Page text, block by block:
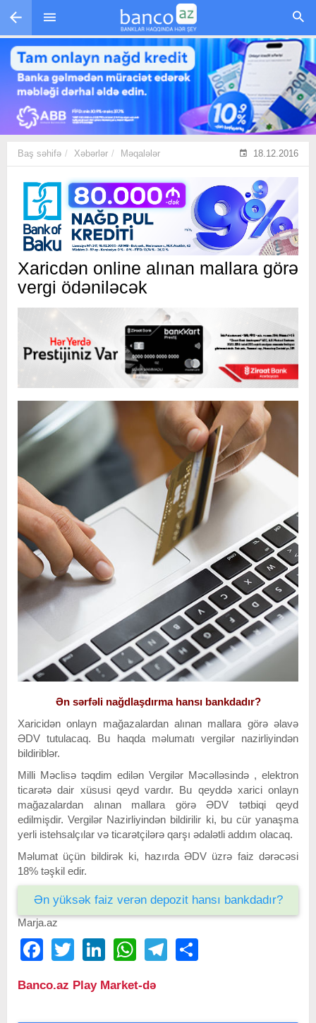
Skip to main content
Baş səhifə Xəbərlər Məqalələr 18.12.2016
Xaricdən online alınan mallara görə
vergi ödəniləcək
Ən sərfəli nağdlaşdırma hansı bankdadır?
Xaricidən onlayn mağazalardan alınan mallara görə əlavə
ƏDV tutulacaq. Bu haqda məlumatı vergilər nazirliyindən
bildiriblər.
Milli Məclisə təqdim edilən Vergilər Məcəlləsində , elektron
ticarətə dair xüsusi qeyd vardır. Bu qeyddə xarici onlayn
mağazalardan alınan mallara görə ƏDV tətbiqi qeyd
edilmişdir. Vergilər Nazirliyindən bildirilir ki, bu cür yanaşma
yerli istehsalçılar və ticarətçilərə qarşı ədalətli addım olacaq.
Məlumat üçün bildirək ki, hazırda ƏDV üzrə faiz dərəcəsi
18% təşkil edir.
Ən yüksək faiz verən depozit hansı bankdadır?
Marja.az
FacebookTwitter LinkedIn WhatsAppTelegram
Banco.az Play Market-də